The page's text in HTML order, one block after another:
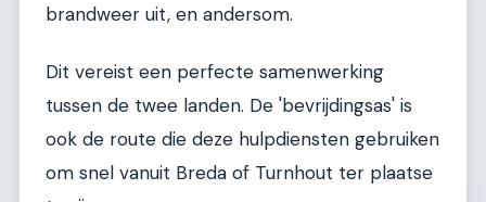
brandweer uit, en andersom.
Dit vereist een perfecte samenwerking
tussen de twee landen. De 'bevrijdingsas' is
ook de route die deze hulpdiensten gebruiken
om snel vanuit Breda of Turnhout ter plaatse